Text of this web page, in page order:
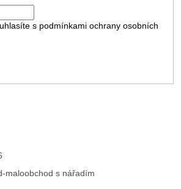
s podmínkami ochrany osobních
maloobchod s nářadím